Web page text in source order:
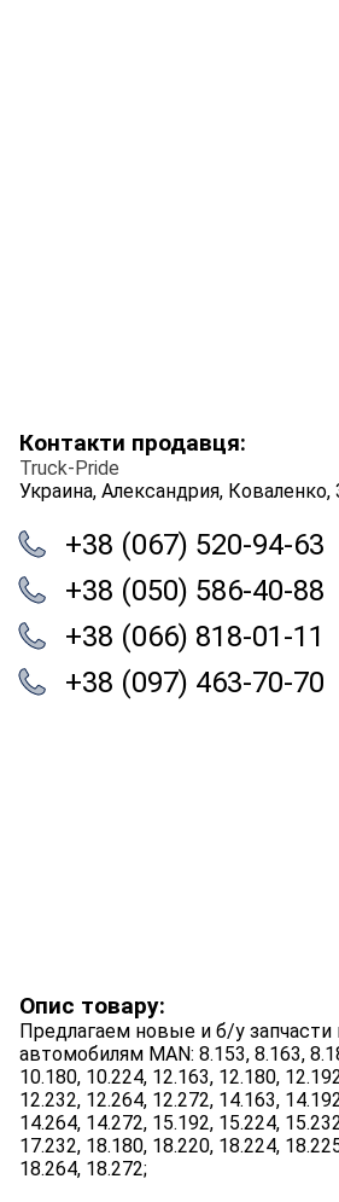
Контакти продавця:
Truck-Pride
Украина, Александрия, Коваленко,
+38 (067) 520-94-63
+38 (050) 586-40-88
+38 (066) 818-01-11
+38 (097) 463-70-70
Опис товару:
Предлагаем новые и б/у запчасти
автомобилям MAN: 8.153, 8.163,
10.180, 10.224, 12.163, 12.180,
12.232, 12.264, 12.272, 14.163,
14.264, 14.272, 15.192, 15.224,
17.232, 18.180, 18.220, 18.224,
18.264, 18.272;